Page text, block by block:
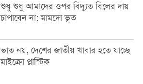
শুধু শুধু আমাদের ওপর বিদ্যুত বিলের দায়
চাপাবেন না: মামদো ভূত
ভাত নয়, দেশের জাতীয় খাবার হতে যাচ্ছে
মাইক্রো প্লাস্টিক